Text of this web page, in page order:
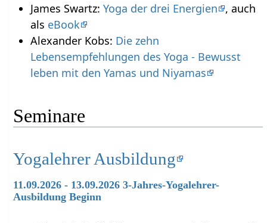
James Swartz: Yoga der drei Energien
, auch
als eBook
Alexander Kobs: Die zehn
Lebensempfehlungen des Yoga - Bewusst
leben mit den Yamas und Niyamas
Seminare
Yogalehrer Ausbildung
11.09.2026 - 13.09.2026 3-Jahres-Yogalehrer-
Ausbildung Beginn